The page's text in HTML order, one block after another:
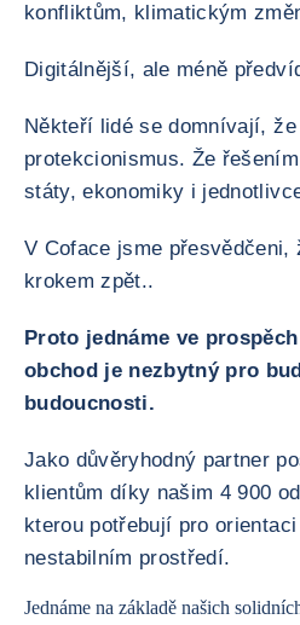
konfliktům, klimatickým
Digitálnější, ale méně
Někteří lidé se domnívají,
protekcionismus. Že
státy, ekonomiky i
V Coface jsme přesvědčeni,
krokem zpět..
Proto jednáme ve
obchod je nezbytný pro
budoucnosti.
Jako důvěryhodný partner
klientům díky našim 4 900
kterou potřebují pro
nestabilním prostředí.
Jednáme na základě našich